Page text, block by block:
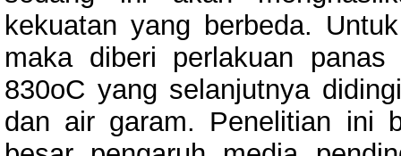
kekuatan yang berbeda.
maka diberi perlakuan
830oC yang selanjutnya
dan air garam. Penelitian ini